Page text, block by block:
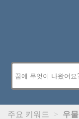
주요 키워드 > 우물